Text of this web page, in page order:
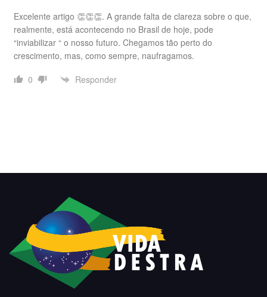
Excelente artigo 👏👏👏. A grande falta de clareza sobre o que,
realmente, está acontecendo no Brasil de hoje, pode
“inviabilizar “ o nosso futuro. Chegamos tão perto do
crescimento, mas, como sempre, naufragamos.
0
Responder